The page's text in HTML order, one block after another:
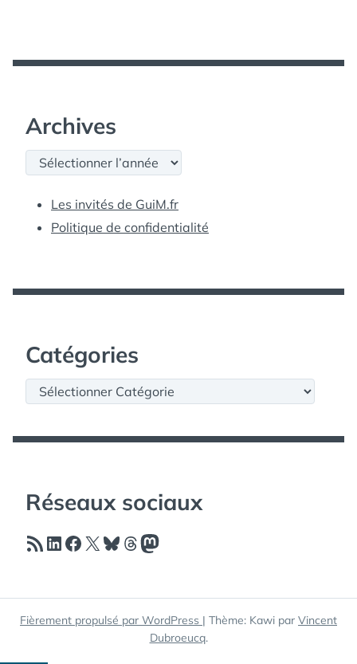
Archives
Archives
Les invités de GuiM.fr
Politique de confidentialité
Catégories
Catégories
Réseaux sociaux
Flux RSSLinkedIn
Facebook
X Bluesky
Threads
Mastodon
Fièrement propulsé par WordPress | Thème: Kawi par Vincent
Dubroeucq.